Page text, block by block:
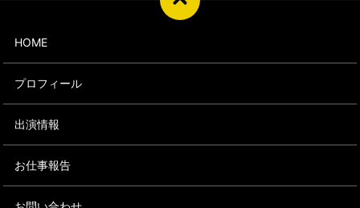
HOME
プロフィール
出演情報
お仕事報告